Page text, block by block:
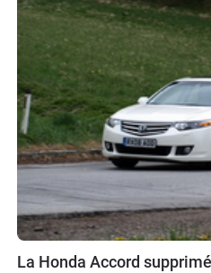
La Honda Accord